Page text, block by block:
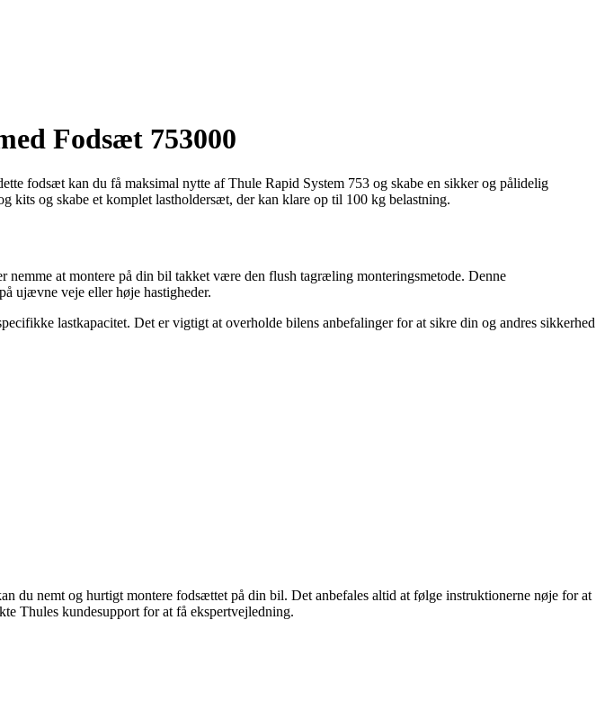
Fodsæt 753000
fodsæt kan du få maksimal nytte af Thule Rapid System 753 og skabe en sikker og pålidelig
og skabe et komplet lastholdersæt, der kan klare op til 100 kg belastning.
at montere på din bil takket være den flush tagræling monteringsmetode. Denne
ujævne veje eller høje hastigheder.
lastkapacitet. Det er vigtigt at overholde bilens anbefalinger for at sikre din og andres sikkerhed
nemt og hurtigt montere fodsættet på din bil. Det anbefales altid at følge instruktionerne nøje for at
Thules kundesupport for at få ekspertvejledning.